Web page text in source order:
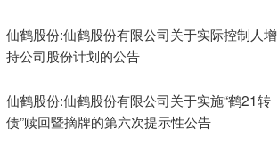
仙鹤股份:仙鹤股份有限公司关于实际控制人增
持公司股份计划的公告
仙鹤股份:仙鹤股份有限公司关于实施“鹤21转
债”赎回暨摘牌的第六次提示性公告